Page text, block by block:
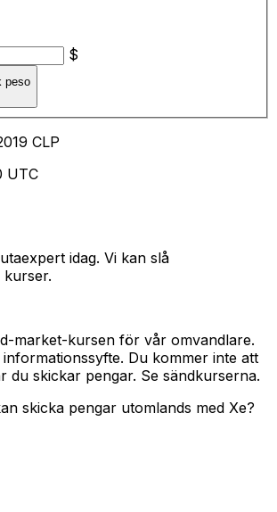
$
peso
CLP
UTC
idag. Vi kan slå
market-kursen för vår omvandlare.
Du kommer inte att
du skickar pengar. Se sändkurserna.
skicka pengar utomlands med Xe?